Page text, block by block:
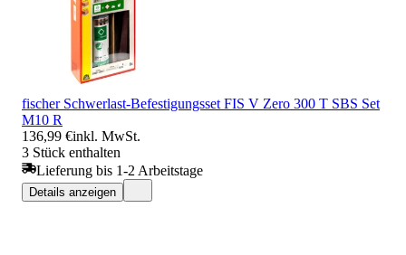
fischer Schwerlast-Befestigungsset FIS V Zero 300 T SBS Set
M10 R
136,99 €inkl. MwSt.
3 Stück enthalten
Lieferung bis 1-2 Arbeitstage
Details anzeigen